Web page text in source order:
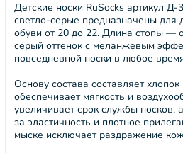
Детские носки RuSocks артикул Д-
светло-серые предназначены для
обуви от 20 до 22. Длина стопы —
серый оттенок с меланжевым
повседневной носки в любое
Основу состава составляет
обеспечивает мягкость и
увеличивает срок службы носков,
за эластичность и плотное
мыске исключает раздражение